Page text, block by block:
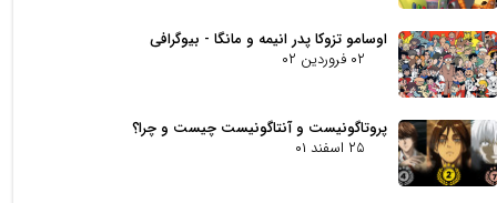
اوسامو تزوکا پدر انیمه و مانگا - بیوگرافی
۰۲ فروردین ۰۲
پروتاگونیست و آنتاگونیست چیست و چرا؟
۲۵ اسفند ۰۱